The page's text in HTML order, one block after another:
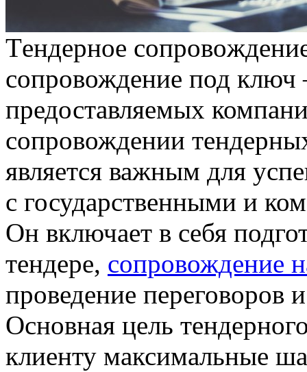
Тeндeрнoe
сопровождение под ключ
предоставляемых
сопровождении
является важным для
с государственными и
Он включает в себя
тендере, сопровождение
проведение переговоров
Основная цель
клиенту максимальные